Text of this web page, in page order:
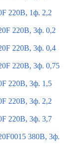
220В, 1ф. 2,2
220В, 3ф. 0,2
220В, 3ф. 0,4
220В, 3ф. 0,75
220В, 3ф. 1,5
220В, 3ф. 2,2
220В, 3ф. 3,7
380В, 3ф.